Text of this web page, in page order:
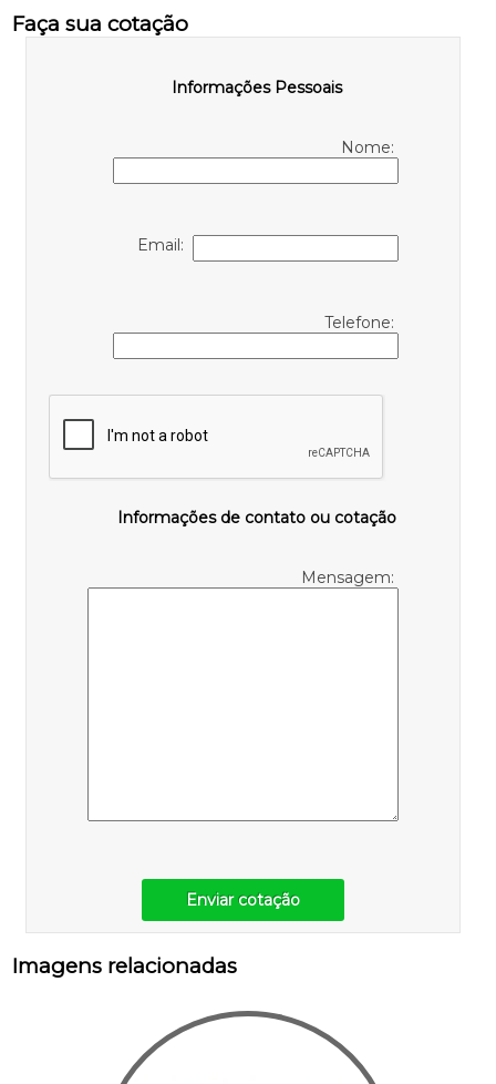
Faça sua cotação
Informações Pessoais
Nome:
Email:
Telefone:
Informações de contato ou cotação
Mensagem:
Enviar cotação
Imagens relacionadas